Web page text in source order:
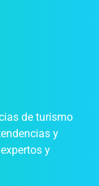
de turismo
y
y